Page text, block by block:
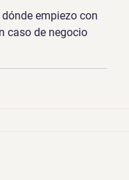
empiezo con
caso de negocio